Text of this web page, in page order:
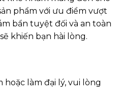
phẩm với ưu điểm vượt
bẩn tuyệt đối và an toàn
khiến bạn hài lòng.
hoặc làm đại lý, vui lòng